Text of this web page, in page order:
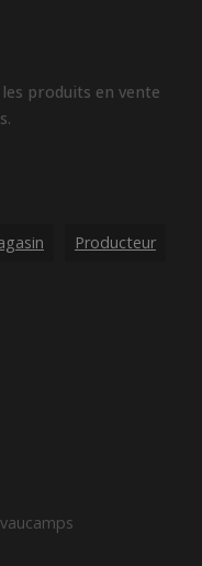
produits en vente
Producteur